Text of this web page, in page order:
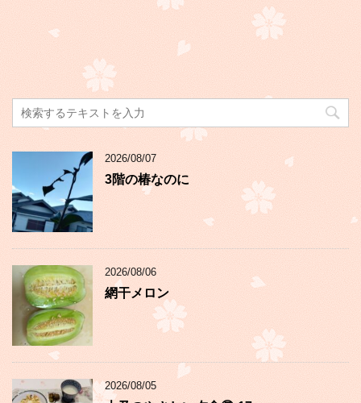
2026/08/07
3階の椿なのに
2026/08/06
網干メロン
2026/08/05